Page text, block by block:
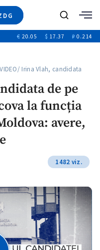
Ştiri
Video
Special
Blog
€ 20.05 $ 17.37 ₽ 0.214
Irina Vlah, candidata
de pe
la funcția
avere,
1482 viz.